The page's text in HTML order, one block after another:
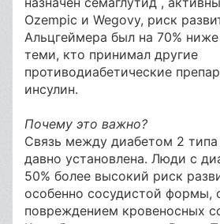
Ozempic и Wegovy, риск
Альцгеймера был на 70%
теми, кто принимал другие
противодиабетические
инсулин.
Почему это важно?
Связь между диабетом 2
давно установлена. Люди с
50% более высокий риск
особенно сосудистой формы,
повреждением кровеносных